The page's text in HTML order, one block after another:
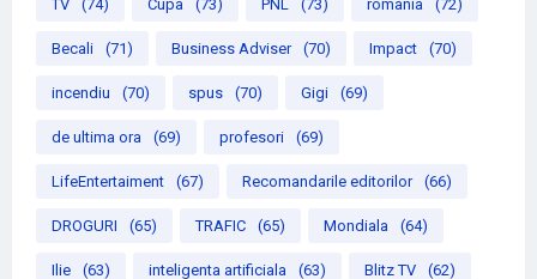
TV (74) Cupa (73) PNL (73) romania (72)
Becali (71) Business Adviser (70) Impact (70)
incendiu (70) spus (70) Gigi (69)
de ultima ora (69) profesori (69)
LifeEntertaiment (67) Recomandarile editorilor (66)
DROGURI (65) TRAFIC (65) Mondiala (64)
Ilie (63) inteligenta artificiala (63) Blitz TV (62)